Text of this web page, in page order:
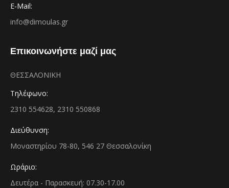
E-Mail:
info@dimoulas.gr
Επικοινωνήστε μαζί μας
ΘΕΣΣΑΛΟΝΙΚΗ
Τηλέφωνο:
2310 554628, 2310 550868
Διεύθυνση:
Μοναστηρίου 78-80, 546 27 Θεσσαλονίκη
Ωράριο:
Δευτέρα - Παρασκευή: 07.30-17.00